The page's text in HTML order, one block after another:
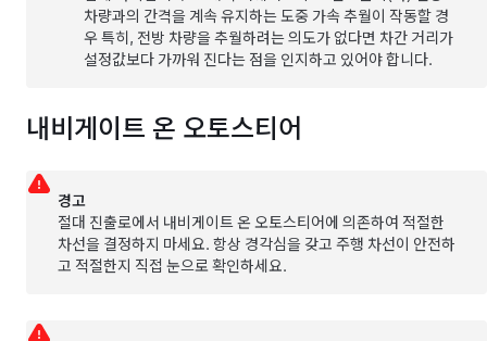
차량과의 간격을 계속 유지하는 도중 가속 추월이 작동할 경
우 특히, 전방 차량을 추월하려는 의도가 없다면 차간 거리가
설정값보다 가까워 진다는 점을 인지하고 있어야 합니다.
내비게이트 온 오토스티어
경고
절대 진출로에서 내비게이트 온 오토스티어 에 의존하여 적절한
차선을 결정하지 마세요. 항상 경각심을 갖고 주행 차선이 안전하
고 적절한지 직접 눈으로 확인하세요.